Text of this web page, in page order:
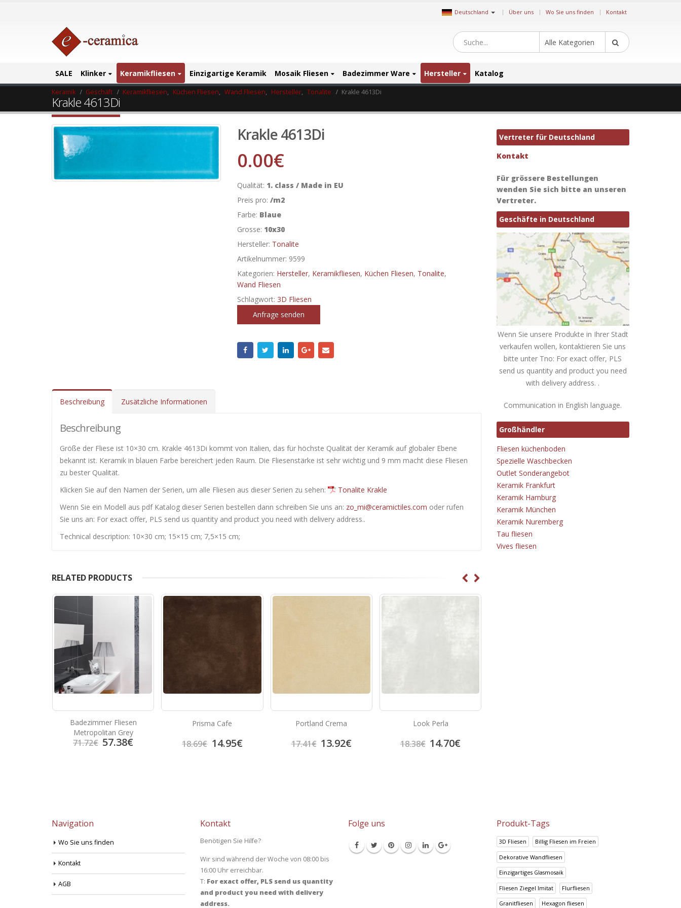
Deutschland | Über uns Wo Sie uns finden Kontakt
Alle Kategorien
SALE Klinker Keramikfliesen Einzigartige Keramik Mosaik Fliesen Badezimmer Ware Hersteller Katalog
Keramik Geschäft Keramikfliesen, Küchen Fliesen, Wand Fliesen, Hersteller, Tonalite Krakle 4613Di
Krakle 4613Di
Krakle 4613Di
0.00€
Qualität: 1. class / Made in EU
Preis pro: /m2
Farbe: Blaue
Grosse: 10x30
Hersteller: Tonalite
Artikelnummer: 9599
Kategorien: Hersteller, Keramikfliesen, Küchen Fliesen, Tonalite,
Wand Fliesen
Schlagwort: 3D Fliesen
Anfrage senden
Beschreibung Zusätzliche Informationen
Beschreibung
Größe der Fliese ist 10×30 cm. Krakle 4613Di kommt von Italien, das für höchste Qualität der Keramik auf globaler Ebene
bekannt ist. Keramik in blauen Farbe bereichert jeden Raum. Die Fliesenstärke ist sehr wichtig und 9 mm macht diese Fliesen
zu bester Qualität.
Klicken Sie auf den Namen der Serien, um alle Fliesen ​​aus dieser Serien zu sehen:
Tonalite Krakle
Wenn Sie ein Modell aus pdf Katalog dieser Serien bestellen dann schreiben Sie uns an: zo_mi@ceramictiles.com oder rufen
Sie uns an: For exact offer, PLS send us quantity and product you need with delivery address..
Technical description: 10×30 cm; 15×15 cm; 7,5×15 cm;
RELATED PRODUCTS
Badezimmer Fliesen
Metropolitan Grey
71.72€ 57.38€
Prisma Cafe
18.69€ 14.95€
Portland Crema
17.41€ 13.92€
Look Perla
18.38€ 14.70€
Vertreter für Deutschland
Kontakt
Für grössere Bestellungen
wenden Sie sich bitte an unseren
Vertreter.
Geschäfte in Deutschland
Wenn Sie unsere Produkte in Ihrer Stadt
verkaufen wollen, kontaktieren Sie uns
bitte unter Tno: For exact offer, PLS
send us quantity and product you need
with delivery address. .
Communication in English language.
Großhändler
Fliesen küchenboden
Spezielle Waschbecken
Outlet Sonderangebot
Keramik Frankfurt
Keramik Hamburg
Keramik München
Keramik Nuremberg
Tau fliesen
Vives fliesen
Navigation
Wo Sie uns finden
Kontakt
AGB
Kontakt
Benötigen Sie Hilfe?
Wir sind während der Woche von 08:00 bis
16:00 Uhr erreichbar.
T: For exact offer, PLS send us quantity
and product you need with delivery
address.
Folge uns Produkt-Tags
3D Fliesen Billig Fliesen im Freien
Dekorative Wandfliesen
Einzigartiges Glasmosaik
Fliesen Ziegel Imitat Flurfliesen
Granitfliesen Hexagon fliesen